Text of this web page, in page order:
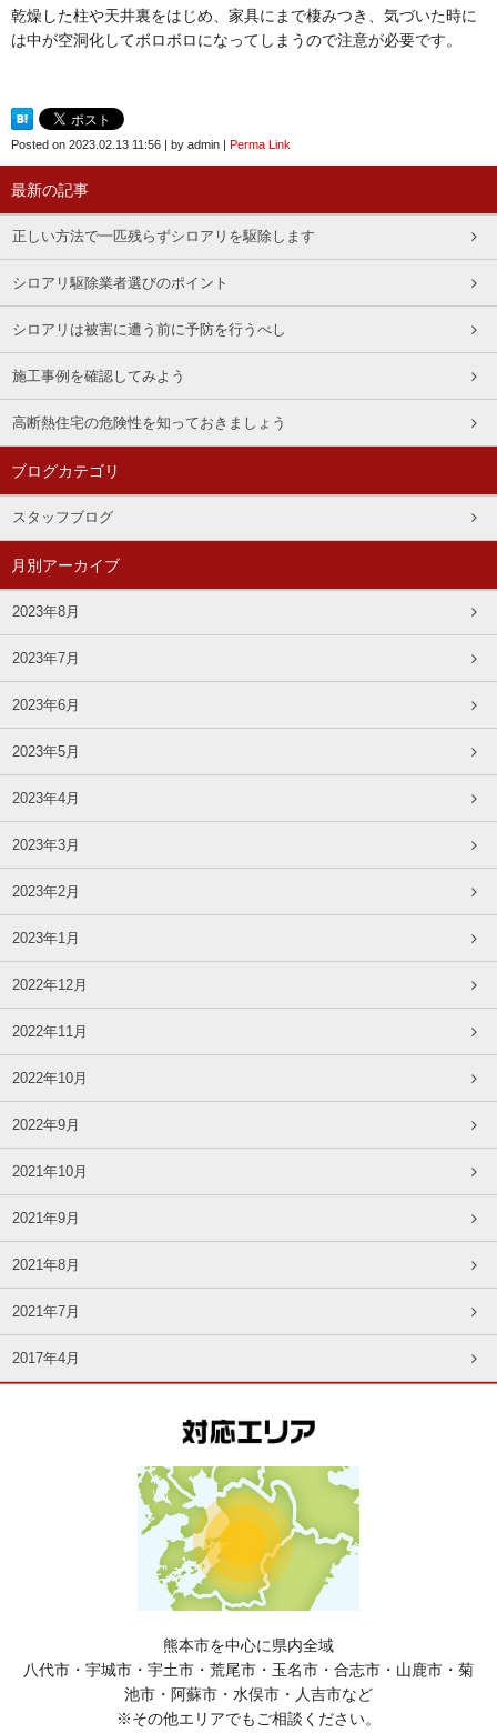
乾燥した柱や天井裏をはじめ、家具にまで棲みつき、気づいた時に
は中が空洞化してボロボロになってしまうので注意が必要です。
Posted on 2023.02.13 11:56 by admin Perma Link
最新の記事
正しい方法で一匹残らずシロアリを駆除します
シロアリ駆除業者選びのポイント
シロアリは被害に遭う前に予防を行うべし
施工事例を確認してみよう
高断熱住宅の危険性を知っておきましょう
ブログカテゴリ
スタッフブログ
月別アーカイブ
2023年8月
2023年7月
2023年6月
2023年5月
2023年4月
2023年3月
2023年2月
2023年1月
2022年12月
2022年11月
2022年10月
2022年9月
2021年10月
2021年9月
2021年8月
2021年7月
2017年4月
熊本市を中心に県内全域
八代市・宇城市・宇土市・荒尾市・玉名市・合志市・山鹿市・菊
池市・阿蘇市・水俣市・人吉市など
※その他エリアでもご相談ください。